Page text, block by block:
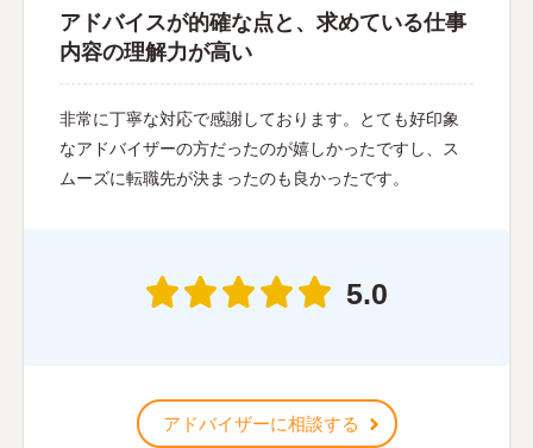
アドバイスが的確な点と、求めている仕事
内容の理解力が高い
非常に丁寧な対応で感謝しております。とても好印象
なアドバイザーの方だったのが嬉しかったですし、ス
ムーズに転職先が決まったのも良かったです。
5.0
アドバイザーに相談する